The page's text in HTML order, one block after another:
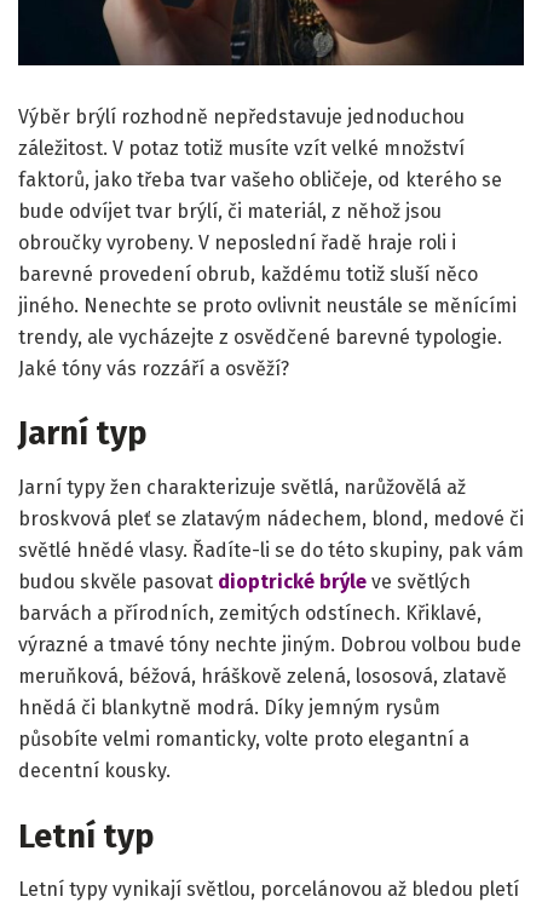
Výběr brýlí rozhodně nepředstavuje jednoduchou
záležitost. V potaz totiž musíte vzít velké množství
faktorů, jako třeba tvar vašeho obličeje, od kterého se
bude odvíjet tvar brýlí, či materiál, z něhož jsou
obroučky vyrobeny. V neposlední řadě hraje roli i
barevné provedení obrub, každému totiž sluší něco
jiného. Nenechte se proto ovlivnit neustále se měnícími
trendy, ale vycházejte z osvědčené barevné typologie.
Jaké tóny vás rozzáří a osvěží?
Jarní typ
Jarní typy žen charakterizuje světlá, narůžovělá až
broskvová pleť se zlatavým nádechem, blond, medové či
světlé hnědé vlasy. Řadíte-li se do této skupiny, pak vám
budou skvěle pasovat dioptrické brýle ve světlých
barvách a přírodních, zemitých odstínech. Křiklavé,
výrazné a tmavé tóny nechte jiným. Dobrou volbou bude
meruňková, béžová, hráškově zelená, lososová, zlatavě
hnědá či blankytně modrá. Díky jemným rysům
působíte velmi romanticky, volte proto elegantní a
decentní kousky.
Letní typ
Letní typy vynikají světlou, porcelánovou až bledou pletí